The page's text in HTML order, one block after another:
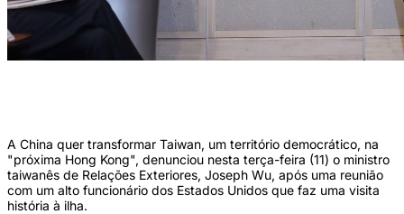
A China quer transformar Taiwan, um território democrático, na
"próxima Hong Kong", denunciou nesta terça-feira (11) o ministro
taiwanês de Relações Exteriores, Joseph Wu, após uma reunião
com um alto funcionário dos Estados Unidos que faz uma visita
história à ilha.